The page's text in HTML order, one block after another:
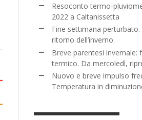
Resoconto termo-
2022 a Caltanissetta
Fine settimana perturbato.
ritorno dell’inverno.
Breve parentesi invernale:
termico. Da mercoledì,
Nuovo e breve impulso
Temperatura in